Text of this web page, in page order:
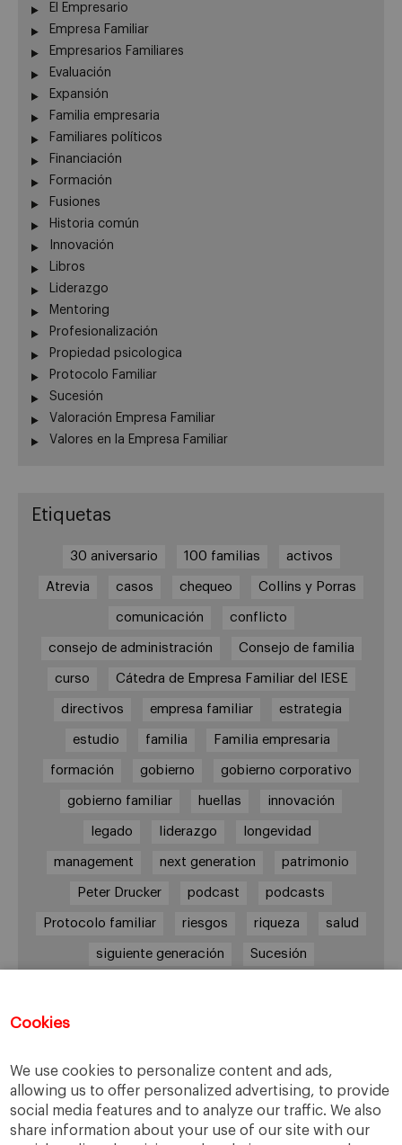
Cookies
We use cookies to personalize content and ads,
allowing us to offer personalized advertising, to provide
social media features and to analyze our traffic. We also
share information about your use of our site with our
El Empresario
Empresa Familiar
Empresarios Familiares
Evaluación
Expansión
Familia empresaria
Familiares políticos
Financiación
Formación
Fusiones
Historia común
Innovación
Libros
Liderazgo
Mentoring
Profesionalización
Propiedad psicologica
Protocolo Familiar
Sucesión
Valoración Empresa Familiar
Valores en la Empresa Familiar
Etiquetas
30 aniversario 100 familias activos
Atrevia casos chequeo Collins y Porras
comunicación conflicto
consejo de administración Consejo de familia
curso Cátedra de Empresa Familiar del IESE
directivos empresa familiar estrategia
estudio familia Familia empresaria
formación gobierno gobierno corporativo
gobierno familiar huellas innovación
legado liderazgo longevidad
management next generation patrimonio
Peter Drucker podcast podcasts
Protocolo familiar riesgos riqueza salud
siguiente generación Sucesión
Enlaces
Cátedra de Empresa Familiar